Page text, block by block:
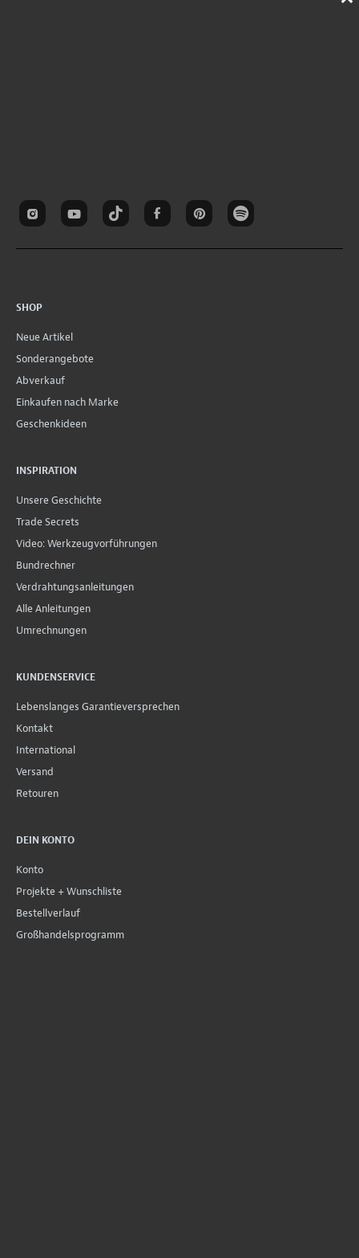
SHOP
Neue Artikel
Sonderangebote
Abverkauf
Einkaufen nach Marke
Geschenkideen
INSPIRATION
Unsere Geschichte
Trade Secrets
Video: Werkzeugvorführungen
Bundrechner
Verdrahtungsanleitungen
Alle Anleitungen
Umrechnungen
KUNDENSERVICE
Lebenslanges Garantieversprechen
Kontakt
International
Versand
Retouren
DEIN KONTO
Konto
Projekte + Wunschliste
Bestellverlauf
Großhandelsprogramm